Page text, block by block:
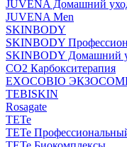
JUVENA Домашний
JUVENA Men
SKINBODY
SKINBODY
SKINBODY Домашний
CO2 Карбокситерапия
EXOCOBIO
TEBISKIN
Rosagate
TETe
TETe